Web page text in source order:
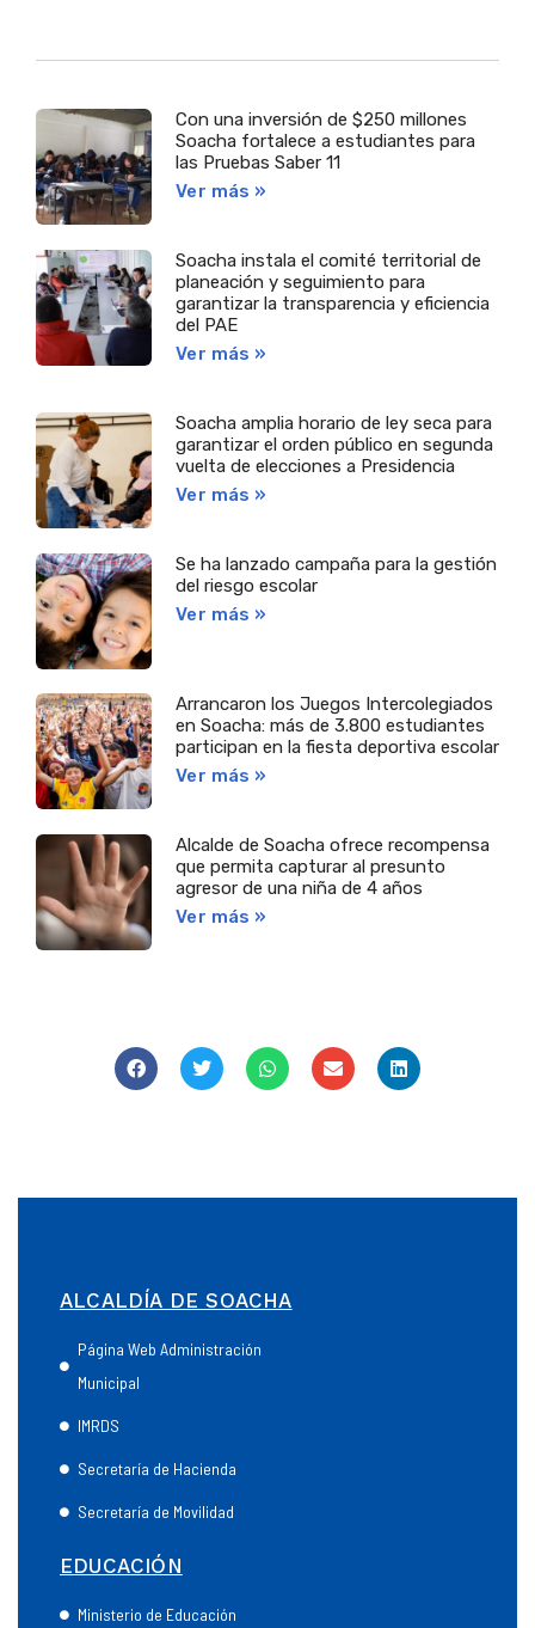
Con una inversión de $250 millones
Soacha fortalece a estudiantes para
las Pruebas Saber 11
Ver más »
Soacha instala el comité territorial de
planeación y seguimiento para
garantizar la transparencia y eficiencia
del PAE
Ver más »
Soacha amplia horario de ley seca para
garantizar el orden público en segunda
vuelta de elecciones a Presidencia
Ver más »
Se ha lanzado campaña para la gestión
del riesgo escolar
Ver más »
Arrancaron los Juegos Intercolegiados
en Soacha: más de 3.800 estudiantes
participan en la fiesta deportiva escolar
Ver más »
Alcalde de Soacha ofrece recompensa
que permita capturar al presunto
agresor de una niña de 4 años
Ver más »
ALCALDÍA DE SOACHA
Página Web Administración
Municipal
IMRDS
Secretaría de Hacienda
Secretaría de Movilidad
EDUCACIÓN
Ministerio de Educación